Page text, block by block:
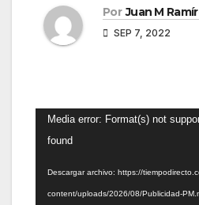
Por Juan M
SEP 7, 2022
Reproductor
de
Media error: Format(s) not
found
Descargar archivo: https://
content/uploads/2026/08/Publicidad-